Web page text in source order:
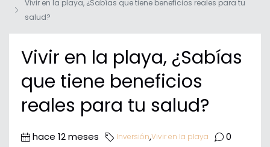
Vivir en la playa, ¿Sabías que tiene beneficios reales para tu
salud?
Vivir en la playa, ¿Sabías
que tiene beneficios
reales para tu salud?
hace 12 meses Inversión,Vivir en la playa 0